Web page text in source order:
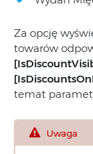
Za opcję
towarów
temat
Uwaga